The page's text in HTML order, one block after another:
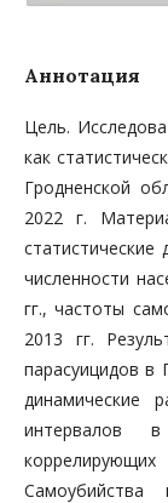
Аннотация
Цель.
как
Гродненской
2022 г.
численности
гг., частоты
2013 гг.
парасуицидов в
динамические
интервалов